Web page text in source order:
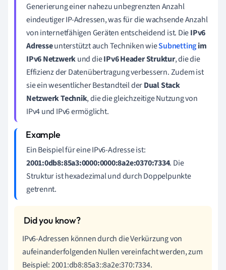
Generierung einer nahezu unbegrenzten Anzahl
eindeutiger IP-Adressen, was für die wachsende Anzahl
von internetfähigen Geräten entscheidend ist. DieIPv6
Adresseunterstützt auch Techniken wieSubnettingim
IPv6 Netzwerkund dieIPv6 Header Struktur, die die
Effizienz der Datenübertragung verbessern. Zudem ist
sie ein wesentlicher Bestandteil derDual Stack
Netzwerk Technik, die die gleichzeitige Nutzung von
IPv4 und IPv6 ermöglicht.
Ein Beispiel für eine IPv6-Adresse ist:
2001:0db8:85a3:0000:0000:8a2e:0370:7334. Die
Struktur ist hexadezimal und durch Doppelpunkte
getrennt.
IPv6-Adressen können durch die Verkürzung von
aufeinanderfolgenden Nullen vereinfacht werden, zum
Beispiel: 2001:db8:85a3::8a2e:370:7334.